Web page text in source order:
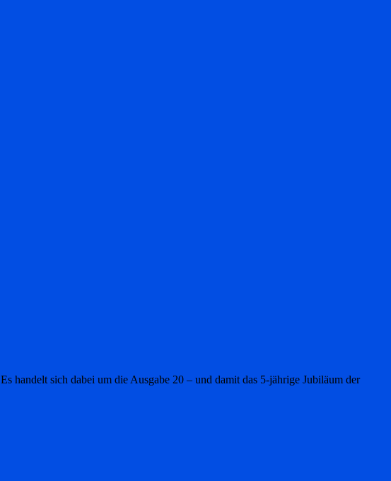
handelt sich dabei um die Ausgabe 20 – und damit das 5-jährige Jubiläum der